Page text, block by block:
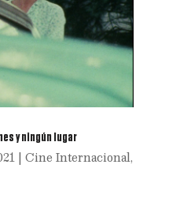
y ningún lugar
| Cine Internacional,